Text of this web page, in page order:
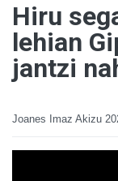
Hiru
lehian
jantzi
Joanes Imaz Akizu